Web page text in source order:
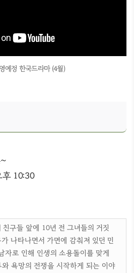
예정 한국드라마 (4월)
구들 앞에 10년 전 그녀들의 거짓
나타나면서 가면에 감춰져 있던 민
자로 인해 인생의 소용돌이를 맞게
욕망의 전쟁을 시작하게 되는 이야